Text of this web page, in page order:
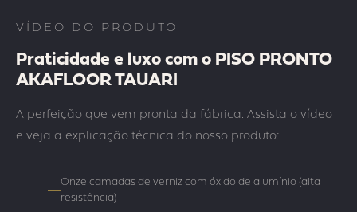
VÍDEO DO PRODUTO
Praticidade e luxo com o PISO PRONTO
AKAFLOOR TAUARI
A perfeição que vem pronta da fábrica. Assista o vídeo
e veja a explicação técnica do nosso produto:
Onze camadas de verniz com óxido de alumínio (alta
resistência)